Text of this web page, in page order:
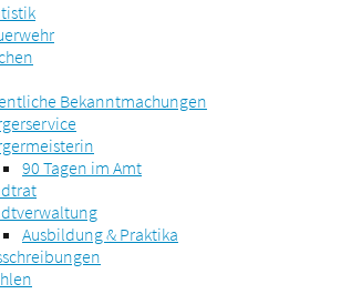
Bekanntmachungen
90 Tagen im Amt
Ausbildung & Praktika